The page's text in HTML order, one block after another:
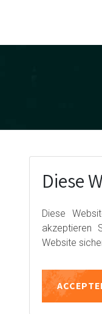
Diese
Diese
akzeptieren
Website